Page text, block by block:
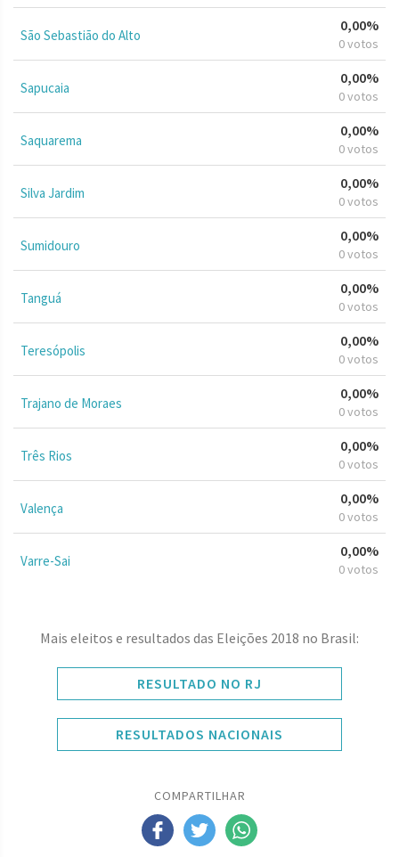
São Sebastião do Alto
0,00%
0 votos
Sapucaia
0,00%
0 votos
Saquarema
0,00%
0 votos
Silva Jardim
0,00%
0 votos
Sumidouro
0,00%
0 votos
Tanguá
0,00%
0 votos
Teresópolis
0,00%
0 votos
Trajano de Moraes
0,00%
0 votos
Três Rios
0,00%
0 votos
Valença
0,00%
0 votos
Varre-Sai
0,00%
0 votos
Mais eleitos e resultados das Eleições 2018 no Brasil:
RESULTADO NO RJ
RESULTADOS NACIONAIS
COMPARTILHAR